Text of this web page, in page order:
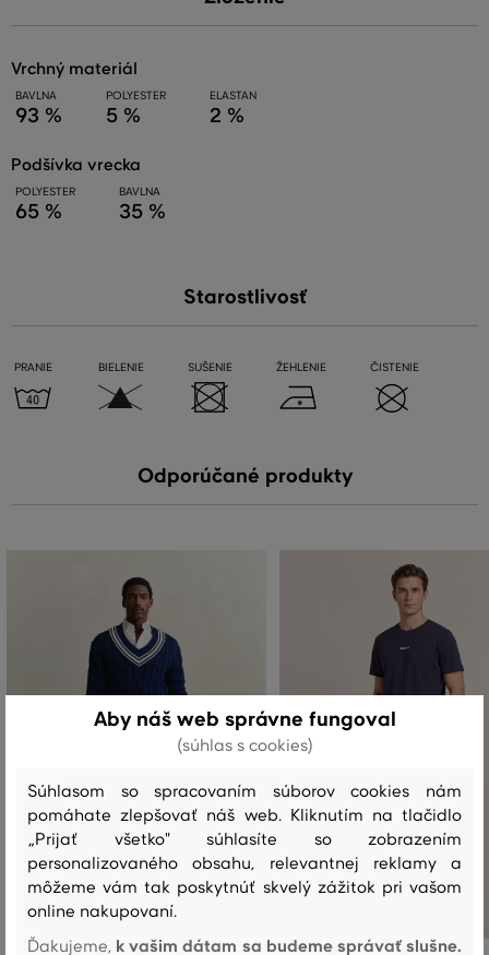
vrchný materiál
BAVLNA
93 %
POLYESTER
5 %
ELASTAN
2 %
podšívka vrecka
POLYESTER
65 %
BAVLNA
35 %
Starostlivosť
PRANIE BIELENIE SUŠENIE ŽEHLENIE ČISTENIE
Odporúčané produkty
Aby náš web správne fungoval
(súhlas s cookies)
Súhlasom so spracovaním súborov cookies nám
pomáhate zlepšovať náš web. Kliknutím na tlačidlo
„Prijať všetko" súhlasíte so zobrazením
personalizovaného obsahu, relevantnej reklamy a
môžeme vám tak poskytnúť skvelý zážitok pri vašom
online nakupovaní.
Ďakujeme, k vašim dátam sa budeme správať slušne.